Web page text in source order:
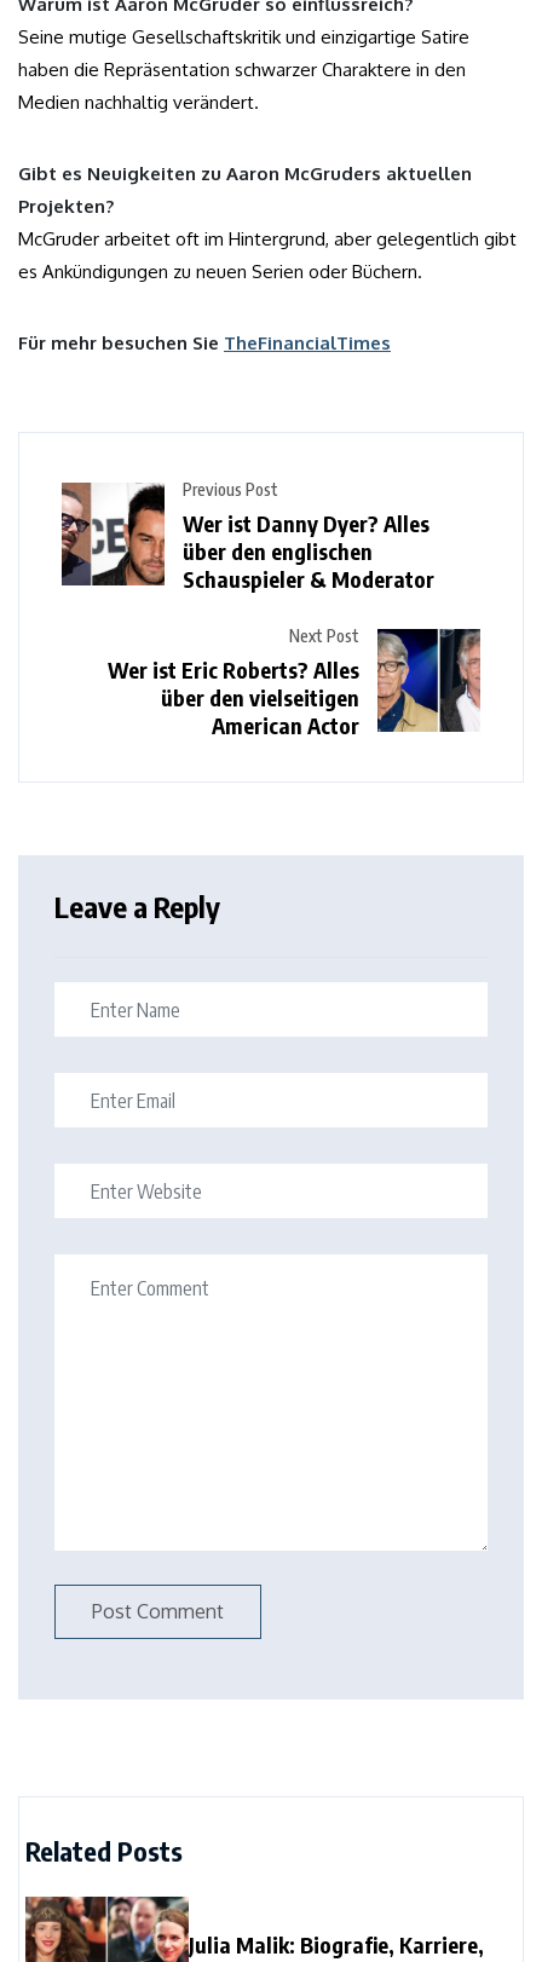
Warum ist Aaron McGruder so einflussreich?
Seine mutige Gesellschaftskritik und einzigartige Satire
haben die Repräsentation schwarzer Charaktere in den
Medien nachhaltig verändert.
Gibt es Neuigkeiten zu Aaron McGruders aktuellen
Projekten?
McGruder arbeitet oft im Hintergrund, aber gelegentlich gibt
es Ankündigungen zu neuen Serien oder Büchern.
Für mehr besuchen Sie TheFinancialTimes
Previous Post
Wer ist Danny Dyer? Alles
über den englischen
Schauspieler & Moderator
Next Post
Wer ist Eric Roberts? Alles
über den vielseitigen
American Actor
Leave a Reply
Related Posts
Julia Malik: Biografie, Karriere,